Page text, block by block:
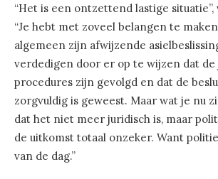
“Het is een ontzettend lastige
“Je hebt met zoveel belangen te
algemeen zijn afwijzende
verdedigen door er op te wijzen dat de
procedures zijn gevolgd en dat de
zorgvuldig is geweest. Maar wat je nu
dat het niet meer juridisch is, maar
de uitkomst totaal onzeker. Want
van de dag.”